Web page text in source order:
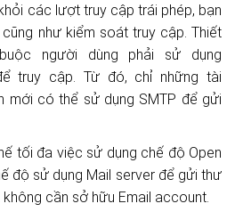
các lượt truy cập trái phép, bạn
như kiểm soát truy cập. Thiết
người dùng phải sử dụng
truy cập. Từ đó, chỉ những tài
mới có thể sử dụng SMTP để gửi
tối đa việc sử dụng chế độ Open
độ sử dụng Mail server để gửi thư
cần sở hữu Email account.